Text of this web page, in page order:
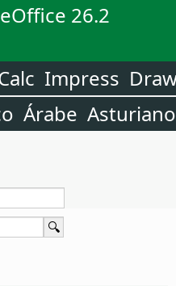
26.2
Impress
Árabe Asturiano